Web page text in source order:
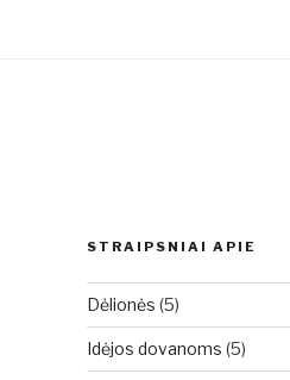
STRAIPSNIAI APIE
Dėlionės (5)
Idėjos dovanoms (5)